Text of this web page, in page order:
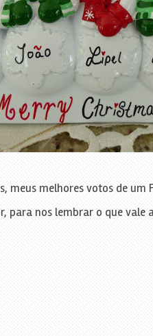
meus melhores votos de um
para nos lembrar o que vale